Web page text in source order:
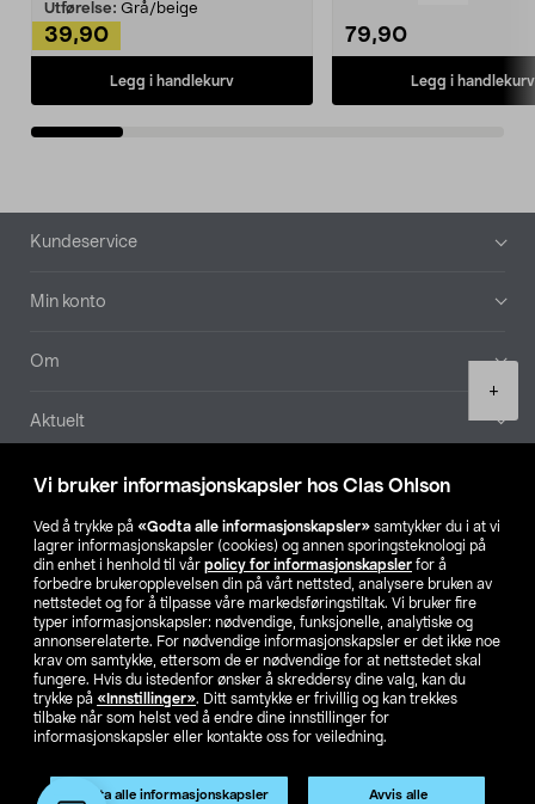
Vi bruker informasjonskapsler hos Clas Ohlson
Ved å trykke på «Godta alle informasjonskapsler» samtykker du i at vi
lagrer informasjonskapsler (cookies) og annen sporingsteknologi på
din enhet i henhold til vår policy for informasjonskapsler for å
forbedre brukeropplevelsen din på vårt nettsted, analysere bruken av
nettstedet og for å tilpasse våre markedsføringstiltak. Vi bruker fire
typer informasjonskapsler: nødvendige, funksjonelle, analytiske og
annonserelaterte. For nødvendige informasjonskapsler er det ikke noe
krav om samtykke, ettersom de er nødvendige for at nettstedet skal
fungere. Hvis du istedenfor ønsker å skreddersy dine valg, kan du
trykke på «Innstillinger». Ditt samtykke er frivillig og kan trekkes
tilbake når som helst ved å endre dine innstillinger for
informasjonskapsler eller kontakte oss for veiledning.
Godta alle informasjonskapsler Avvis alle
+
Utførelse: Grå/beige
39,90
Legg i handlekurv
79,90
Legg i handlekurv
Bunntekst
Kundeservice
Min konto
Om
Aktuelt
Våre selskaper
Finn din butikk
SE NO FI
Endre til priser ekskl. moms